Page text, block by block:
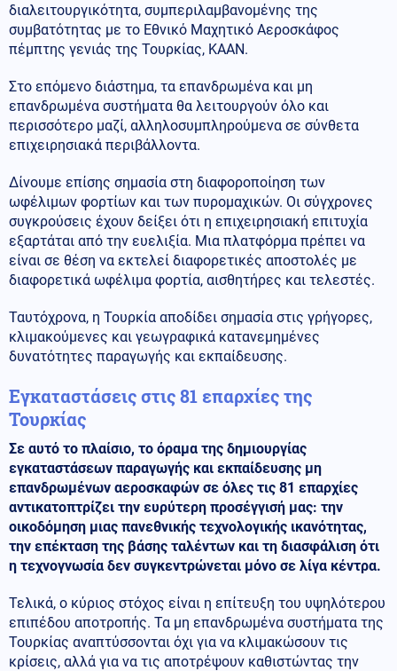
διαλειτουργικότητα, συμπεριλαμβανομένης της
συμβατότητας με το Εθνικό Μαχητικό Αεροσκάφος
πέμπτης γενιάς της Τουρκίας, KAAN.
Στο επόμενο διάστημα, τα επανδρωμένα και μη
επανδρωμένα συστήματα θα λειτουργούν όλο και
περισσότερο μαζί, αλληλοσυμπληρούμενα σε σύνθετα
επιχειρησιακά περιβάλλοντα.
Δίνουμε επίσης σημασία στη διαφοροποίηση των
ωφέλιμων φορτίων και των πυρομαχικών. Οι σύγχρονες
συγκρούσεις έχουν δείξει ότι η επιχειρησιακή επιτυχία
εξαρτάται από την ευελιξία. Μια πλατφόρμα πρέπει να
είναι σε θέση να εκτελεί διαφορετικές αποστολές με
διαφορετικά ωφέλιμα φορτία, αισθητήρες και τελεστές.
Ταυτόχρονα, η Τουρκία αποδίδει σημασία στις γρήγορες,
κλιμακούμενες και γεωγραφικά κατανεμημένες
δυνατότητες παραγωγής και εκπαίδευσης.
Εγκαταστάσεις στις 81 επαρχίες της
Τουρκίας
Σε αυτό το πλαίσιο, το όραμα της δημιουργίας
εγκαταστάσεων παραγωγής και εκπαίδευσης μη
επανδρωμένων αεροσκαφών σε όλες τις 81 επαρχίες
αντικατοπτρίζει την ευρύτερη προσέγγισή μας: την
οικοδόμηση μιας πανεθνικής τεχνολογικής ικανότητας,
την επέκταση της βάσης ταλέντων και τη διασφάλιση ότι
η τεχνογνωσία δεν συγκεντρώνεται μόνο σε λίγα κέντρα.
Τελικά, ο κύριος στόχος είναι η επίτευξη του υψηλότερου
επιπέδου αποτροπής. Τα μη επανδρωμένα συστήματα της
Τουρκίας αναπτύσσονται όχι για να κλιμακώσουν τις
κρίσεις, αλλά για να τις αποτρέψουν καθιστώντας την